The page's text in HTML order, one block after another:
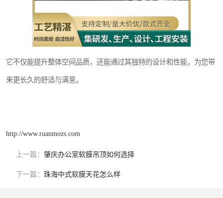
它不仅能提升整体空间品质，还能通过其独特的设计和性能，为您带
来更长久的舒适与满意。
http://www.ruanmozs.com
上一篇： 肇庆办公室软膜吊顶如何选择
下一篇： 珠海中式软膜天花怎么样